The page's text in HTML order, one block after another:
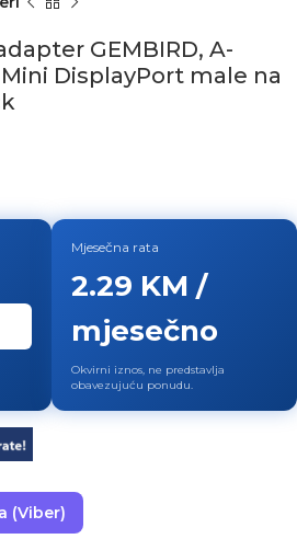
GEMBIRD, A-
DisplayPort male na
Mjesečna rata
2.29 KM /
mjesečno
Okvirni iznos, ne predstavlja
obavezujuću ponudu.
(Viber)